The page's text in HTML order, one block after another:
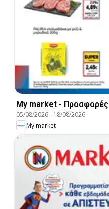
My market - Προσφορές
05/08/2026- 18/08/2026
My market